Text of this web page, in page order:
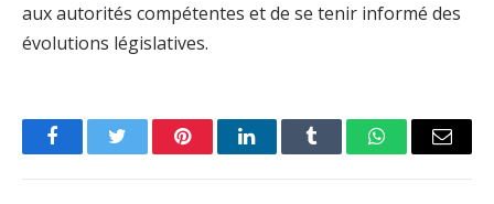
aux autorités compétentes et de se tenir informé des
évolutions législatives.
FacebookTwitter PinterestLinkedInTumblr WhatsAppEmail